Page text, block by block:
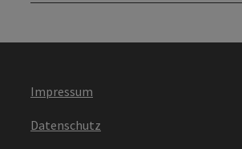
Impressum
Datenschutz